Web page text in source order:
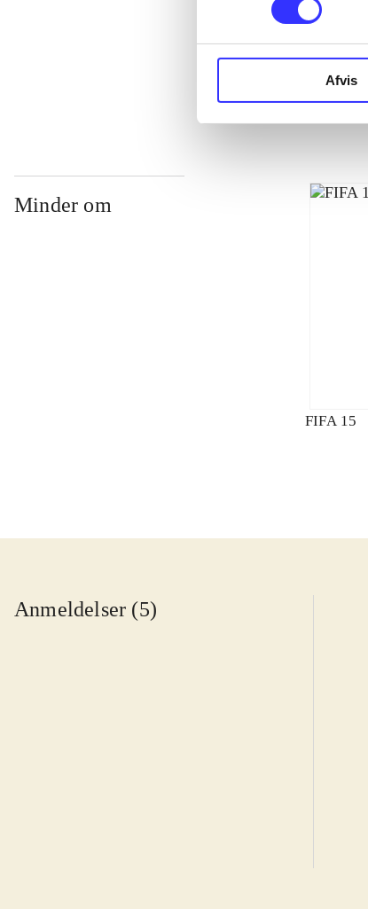
Afvis
NHL (Pc)
Minder om
FIFA 15
Anmeldelser (5)